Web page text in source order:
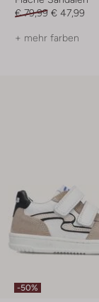
€ 79,99 € 47,99
+ mehr farben
-50%